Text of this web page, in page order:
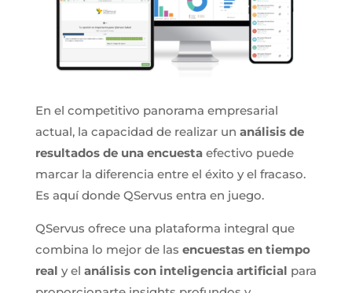
En el competitivo panorama empresarial
actual, la capacidad de realizar un análisis de
resultados de una encuestaefectivo puede
marcar la diferencia entre el éxito y el fracaso.
Es aquí donde QServus entra en juego.
QServus ofrece una plataforma integral que
combina lo mejor de las encuestas en tiempo
real y el análisis con inteligencia artificial para